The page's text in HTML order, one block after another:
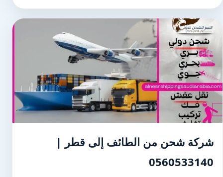
شركة شحن من الطائف إلى قطر |
0560533140